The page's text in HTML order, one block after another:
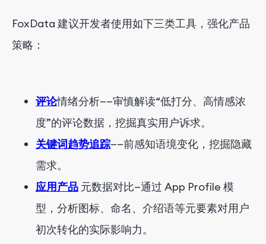
FoxData 建议开发者使用如下三类工具，强化产品
策略：
评论情绪分析——审慎解读“低打分、高情感浓
度”的评论数据，挖掘真实用户诉求。
关键词趋势追踪——前感知语境变化，挖掘隐藏
需求。
应用产品 元数据对比—通过 App Profile 模
型，分析图标、命名、介绍语等元要素对用户
初次转化的实际影响力。